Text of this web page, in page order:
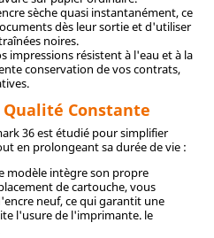
sèche quasi instantanément, ce
dès leur sortie et d'utiliser
noires.
impressions résistent à l'eau et à la
conservation de vos contrats,
Constante
36 est étudié pour simplifier
en prolongeant sa durée de vie :
modèle intègre son propre
de cartouche, vous
neuf, ce qui garantit une
l'usure de l'imprimante. le